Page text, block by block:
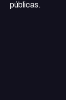
públicas.